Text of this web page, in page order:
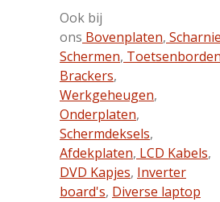
Ook bij
ons Bovenplaten,
Schermen,
Brackers,
Werkgeheugen,
Onderplaten,
Schermdeksels,
Afdekplaten, LCD Kabels,
DVD Kapjes, Inverter
board's, Diverse laptop